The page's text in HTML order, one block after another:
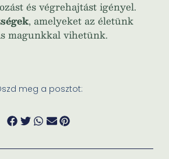
és végrehajtást igényel.
, amelyeket az életünk
magunkkal vihetünk.
meg a posztot: